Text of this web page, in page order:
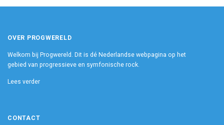
OVER PROGWERELD
Welkom bij Progwereld. Dit is dé Nederlandse webpagina op het
gebied van progressieve en symfonische rock.
Lees verder
CONTACT